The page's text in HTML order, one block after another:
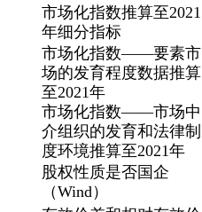
市场化指数推算至2021
年细分指标
市场化指数——要素市
场的发育程度数据推算
至2021年
市场化指数——市场中
介组织的发育和法律制
度环境推算至2021年
股权性质是否国企
（Wind）